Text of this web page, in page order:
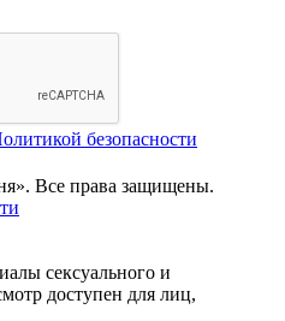
безопасности
. Все права защищены.
сексуального и
доступен для лиц,